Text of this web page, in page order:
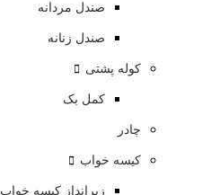
صندل مردانه
صندل زنانه
کوله پشتی
کمل بک
چادر
کیسه خواب
زیرانداز کیسه خواب